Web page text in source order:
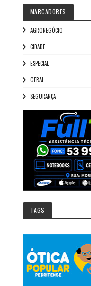
MARCADORES
AGRONEGÓCIO
CIDADE
ESPECIAL
GERAL
SEGURANÇA
TAGS